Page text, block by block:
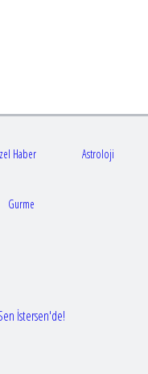
İstersen'de!
Haber Astroloji
Gurme